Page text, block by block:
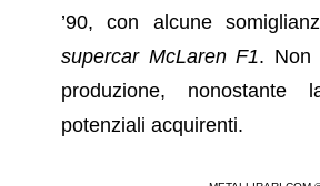
’90, con alcune
supercar McLaren F1. Non
produzione, nonostante
potenziali acquirenti.